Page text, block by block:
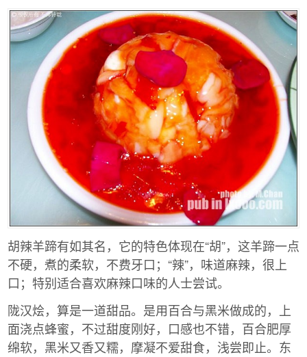
胡辣羊蹄有如其名，它的特色体现在“胡”，这羊蹄一点
不硬，煮的柔软，不费牙口；“辣”，味道麻辣，很上
口；特别适合喜欢麻辣口味的人士尝试。
陇汉烩，算是一道甜品。是用百合与黑米做成的，上
面浇点蜂蜜，不过甜度刚好，口感也不错，百合肥厚
绵软，黑米又香又糯，摩凝不爱甜食，浅尝即止。东